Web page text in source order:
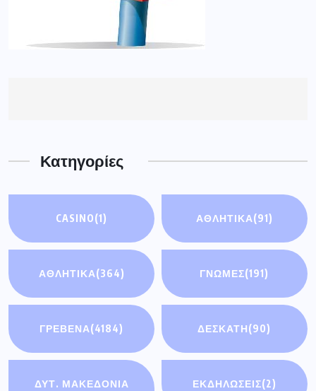
Κατηγορίες
CASINO(1) ΑΘΛΗΤΙΚΆ(91)
ΑΘΛΗΤΙΚΑ(364) ΓΝΩΜΕΣ(191)
ΓΡΕΒΕΝΑ(4184) ΔΕΣΚΑΤΗ(90)
ΔΥΤ. ΜΑΚΕΔΟΝΙΑ
ΕΚΔΗΛΩΣΕΙΣ(2)